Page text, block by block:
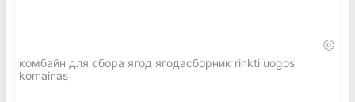
комбайн для сбора ягод ягодасборник rinkti uogos
komainas